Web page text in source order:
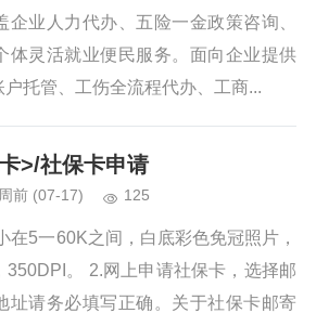
企业人力代办、五险一金政策咨询、
体灵活就业便民服务。面向企业提供
托管、工伤全流程代办、工商...
>/社保卡申请
前 (07-17) 125
在5一60K之间，白底彩色免冠照片，
350DPI。 2.网上申请社保卡，选择邮
址请务必填写正确。关于社保卡邮寄